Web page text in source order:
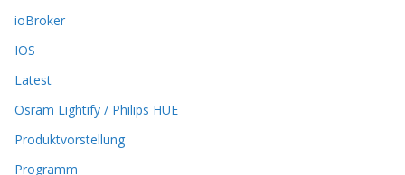
n
a
f
d
e
r
ioBroker
IOS
Latest
Osram Lightify / Philips HUE
Produktvorstellung
Programm